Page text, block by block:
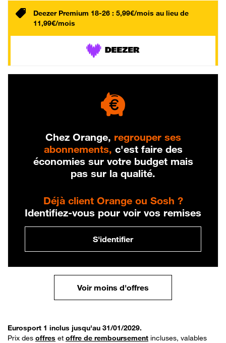
Deezer Premium 18-26 : 5,99€/mois au lieu de
11,99€/mois
Chez Orange, regrouper ses
abonnements, c'est faire des
économies sur votre budget mais
pas sur la qualité.
Déjà client Orange ou Sosh ?
Identifiez-vous pour voir vos remises
S'identifier
Voir moins d'offres
Eurosport 1 inclus jusqu'au 31/01/2029.
Prix des offres et offre de remboursement incluses, valables